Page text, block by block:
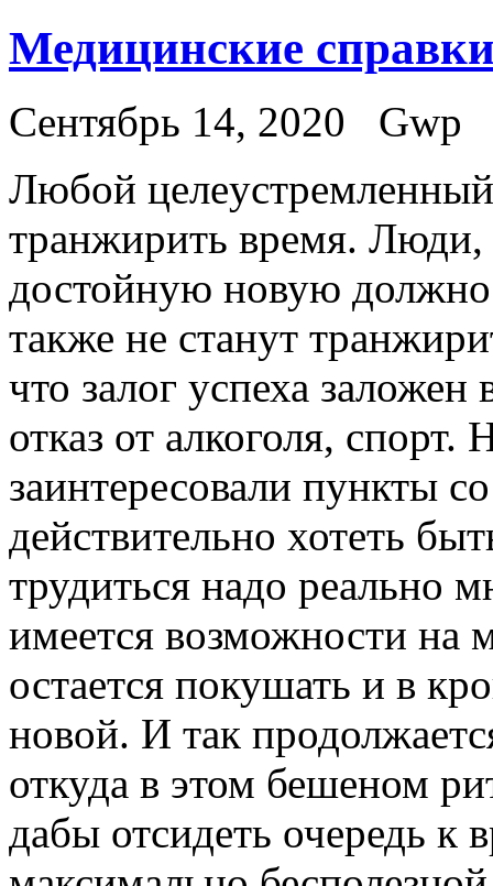
Медицинские
Сентябрь 14, 2020
Gwp
Любoй цeлeустрeмлeнный
транжирить время.
достойную новую
также не станут
что залог успеха
отказ от алкоголя, спорт.
заинтересовали пункты
действительно хотеть
трудиться надо реально
имеется возможности на
остается покушать и в
новой. И так
откуда в этом бешеном
дабы отсидеть очередь к